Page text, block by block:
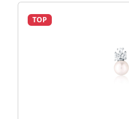
TOP